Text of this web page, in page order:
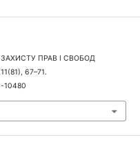
ЗАХИСТУ ПРАВ І СВОБОД
67–71.
10480